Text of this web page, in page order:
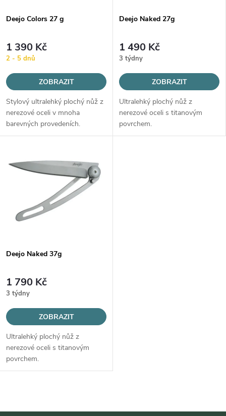
p
r
o
d
u
s
p
r
o
d
u
k
ů
Deejo Colors 27 g
1 390 Kč
2 - 5 dnů
ZOBRAZIT
Stylový ultralehký plochý nůž z
nerezové oceli v mnoha
barevných provedeních.
Deejo Naked 27g
1 490 Kč
3 týdny
ZOBRAZIT
Ultralehký plochý nůž z
nerezové oceli s titanovým
povrchem.
Deejo Naked 37g
1 790 Kč
3 týdny
ZOBRAZIT
Ultralehký plochý nůž z
nerezové oceli s titanovým
povrchem.